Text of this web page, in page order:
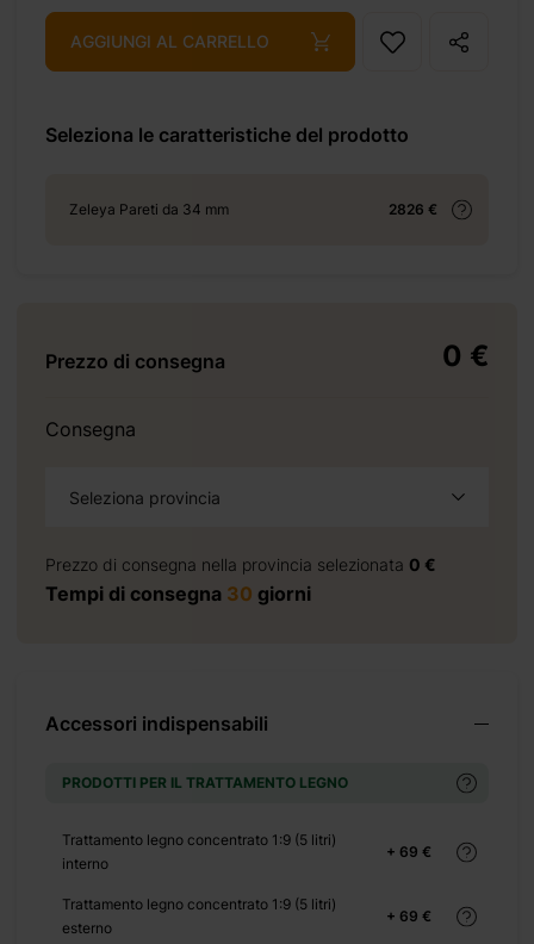
AGGIUNGI AL CARRELLO
Seleziona le caratteristiche del prodotto
Zeleya Pareti da 34 mm 2826 €
Prezzo di consegna 0 €
Consegna
Seleziona provincia
Prezzo di consegna nella provincia selezionata 0 €
Tempi di consegna 30 giorni
Accessori indispensabili
PRODOTTI PER IL TRATTAMENTO LEGNO
+ 69 €
Trattamento legno concentrato 1:9 (5 litri)
interno
+ 69 €
Trattamento legno concentrato 1:9 (5 litri)
esterno
+ 155 €
+ 210 €
+ 414 €
+ 0 €